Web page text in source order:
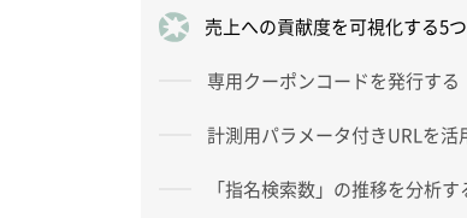
売上への貢献度を可視化する5
専用クーポンコードを発行する
計測用パラメータ付きURLを活
「指名検索数」の推移を分析す